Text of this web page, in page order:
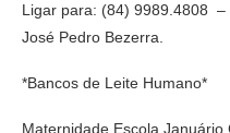
Ligar para: (84) 9989.4808 –
José Pedro Bezerra.
*Bancos de Leite Humano*
Maternidade Escola Januário